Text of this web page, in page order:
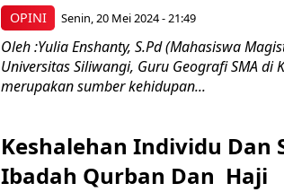
OPINI Senin, 20 Mei 2024 - 21:49
Oleh :Yulia Enshanty, S.Pd (Mahasiswa
Universitas Siliwangi, Guru Geografi SMA di
merupakan sumber kehidupan...
Keshalehan Individu Dan
Ibadah Qurban Dan Haji